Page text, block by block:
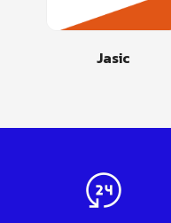
Jasic